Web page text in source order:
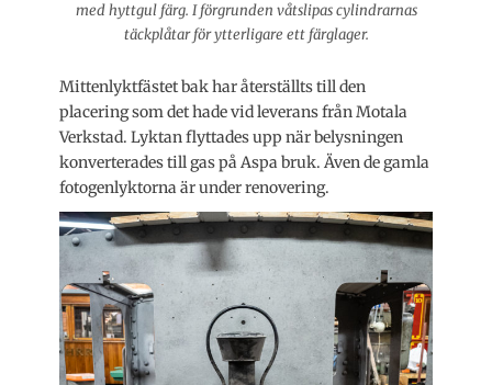
med hyttgul färg. I förgrunden våtslipas cylindrarnas
täckplåtar för ytterligare ett färglager.
Mittenlyktfästet bak har återställts till den
placering som det hade vid leverans från Motala
Verkstad. Lyktan flyttades upp när belysningen
konverterades till gas på Aspa bruk. Även de gamla
fotogenlyktorna är under renovering.